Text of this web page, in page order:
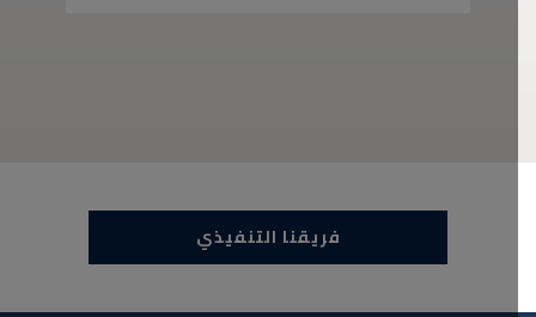
فريقنا التنفيذي